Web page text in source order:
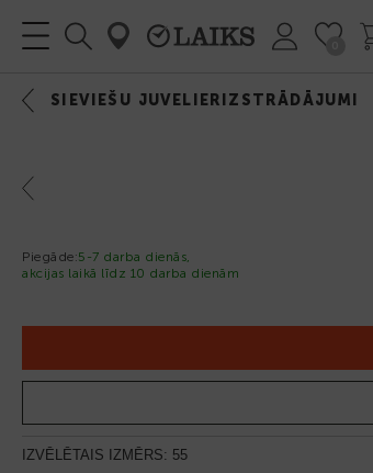
SIEVIEŠU JUVELIERIZSTRĀDĀJUMI
Previous
Piegāde:5-7 darba dienās,
akcijas laikā līdz 10 darba dienām
IZVĒLĒTAIS IZMĒRS: 55